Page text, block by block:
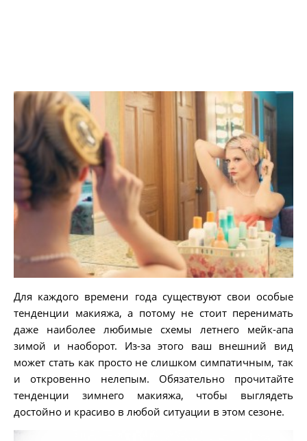
Для каждого времени года существуют свои особые
тенденции макияжа, а потому не стоит перенимать
даже наиболее любимые схемы летнего мейк-апа
зимой и наоборот. Из-за этого ваш внешний вид
может стать как просто не слишком симпатичным, так
и откровенно нелепым. Обязательно прочитайте
тенденции зимнего макияжа, чтобы выглядеть
достойно и красиво в любой ситуации в этом сезоне.